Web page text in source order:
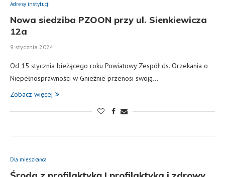
Adresy instytucji
Nowa siedziba PZOON przy ul. Sienkiewicza
12a
9 stycznia 2024
Od 15 stycznia bieżącego roku Powiatowy Zespół ds. Orzekania o
Niepełnosprawności w Gnieźnie przenosi swoją…
Zobacz więcej
Dla mieszkańca